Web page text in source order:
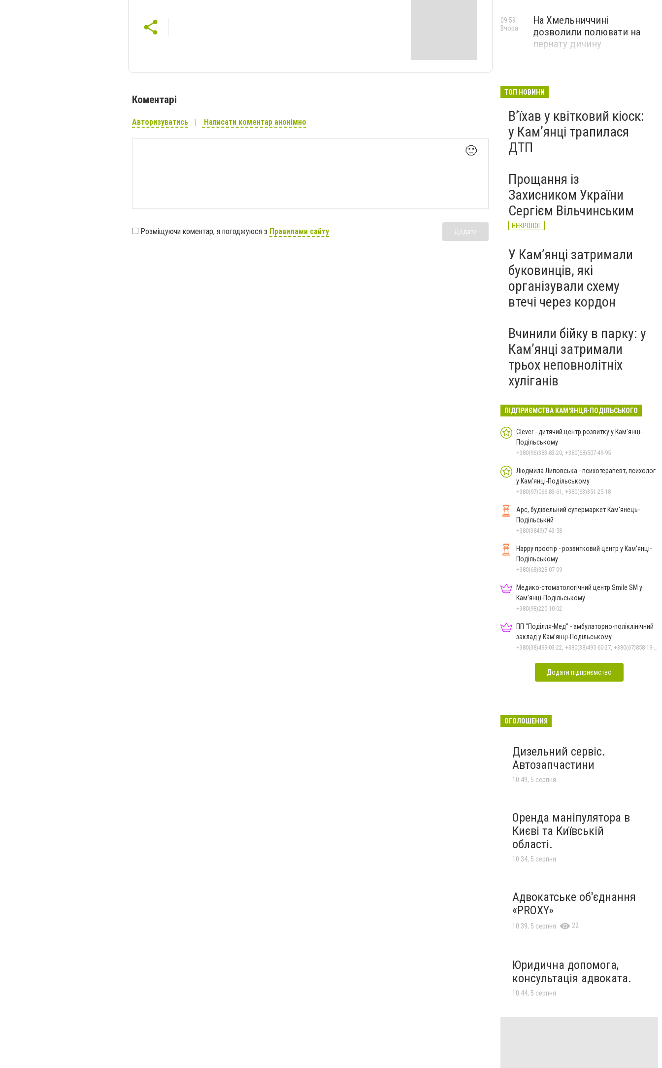
Коментарі
Авторизуватись Написати коментар анонімно
🙂
Розміщуючи коментар, я погоджуюся з Правилами сайту Додати
На Хмельниччині
дозволили полювати на
пернату дичину
09:59
Вчора
ТОП НОВИНИ
Вʼїхав у квітковий кіоск:
у Камʼянці трапилася
ДТП
Прощання із
Захисником України
Сергієм Вільчинським
НЕКРОЛОГ
У Кам’янці затримали
буковинців, які
організували схему
втечі через кордон
Вчинили бійку в парку: у
Кам’янці затримали
трьох неповнолітніх
хуліганів
ПІДПРИЄМСТВА КАМ'ЯНЦЯ-ПОДІЛЬСЬКОГО
Clever - дитячий центр розвитку у Кам’янці-
Подільському
+380(96)383-83-20, +380(68)507-49-95
Людмила Липовська - психотерапевт, психолог
у Кам'янці-Подільському
+380(97)066-83-61, +380(63)351-25-18
Арс, будівельний супермаркет Кам'янець-
Подільський
+380(3849)7-43-58
Happy простір - розвитковий центр у Кам'янці-
Подільському
+380(68)328-07-09
Медико-стоматологічний центр Smile SM у
Кам’янці-Подільському
+380(98)220-10-02
ПП "Поділля-Мед" - амбулаторно-поліклінічний
заклад у Кам’янці-Подільському
+380(38)499-03-22, +380(38)495-60-27, +380(67)858-19-75
Додати підприємство
ОГОЛОШЕННЯ
Дизельний сервіс.
Автозапчастини
10:49, 5 серпня
Оренда маніпулятора в
Києві та Київській
області.
10:34, 5 серпня
Адвокатське об'єднання
«PROXY»
10:39, 5 серпня 22
Юридична допомога,
консультація адвоката.
10:44, 5 серпня